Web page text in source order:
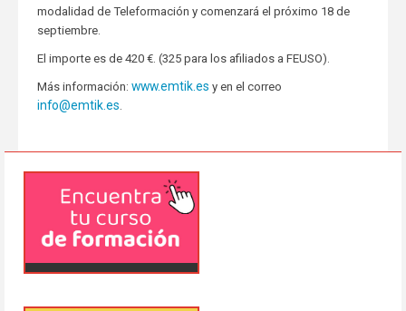
modalidad de Teleformación y comenzará el próximo 18 de
septiembre.
El importe es de 420 €. (325 para los afiliados a FEUSO).
Más información: www.emtik.es y en el correo
info@emtik.es